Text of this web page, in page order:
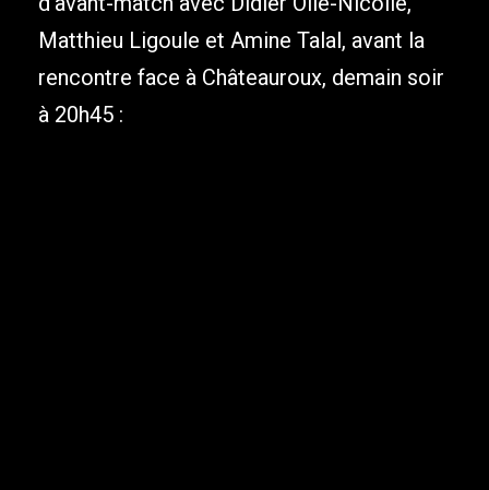
Matthieu Ligoule et Amine Talal, avant la
rencontre face à Châteauroux, demain soir
à 20h45 :